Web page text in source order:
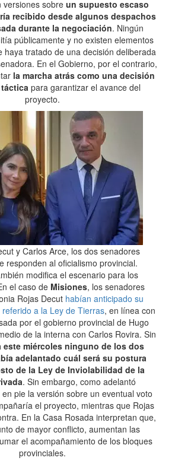
versiones sobre un supuesto escaso
recibido desde algunos despachos
durante la negociación. Ningún
públicamente y no existen elementos
haya tratado de una decisión deliberada
En el Gobierno, por el contrario,
la marcha atrás como una decisión
para garantizar el avance del
proyecto.
y Carlos Arce, los dos senadores
responden al oficialismo provincial.
modifica el escenario para los
el caso de Misiones, los senadores
Rojas Decut habían anticipado su
a la Ley de Tierras, en línea con
por el gobierno provincial de Hugo
de la interna con Carlos Rovira. Sin
este miércoles ninguno de los dos
adelantado cuál será su postura
de la Ley de Inviolabilidad de la
. Sin embargo, como adelantó
pie la versión sobre un eventual voto
el proyecto, mientras que Rojas
En la Casa Rosada interpretan que,
de mayor conflicto, aumentan las
el acompañamiento de los bloques
provinciales.